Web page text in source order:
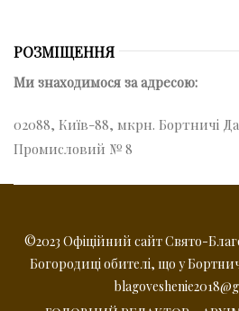
РОЗМІЩЕННЯ
Ми знаходимося за адресою:
02088, Київ-88, мкрн. Бортничі
Промисловий № 8
©2023 Офіційний сайт Свято-
Богородиці обителі, що у